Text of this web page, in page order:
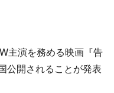
主演を務める映画『告
公開されることが発表